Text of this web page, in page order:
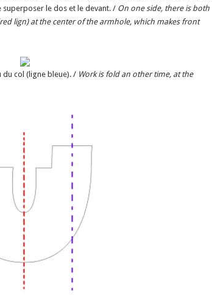
superposer le dos et le devant. /On one side, there is both
lign) at the center of the armhole, which makes front
du col (ligne bleue). / Work is fold an other time, at the